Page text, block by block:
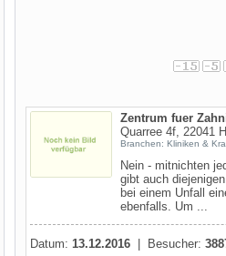
Zentrum fuer
Quarree 4f, 22041
Branchen: Kliniken &
Nein - mitnichten
gibt auch
bei einem Unfall
ebenfalls. Um ...
Datum: 13.12.2016 | Besucher: